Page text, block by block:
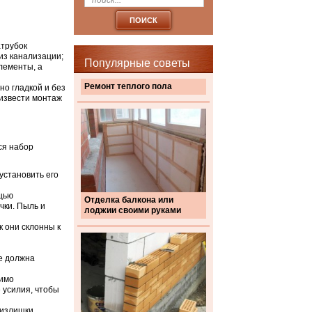
Популярные советы
Ремонт теплого пола
Отделка балкона или
лоджии своими руками
канализации;
а
гладкой и без
монтаж
набор
его
Пыль и
они склонны к
должна
усилия, чтобы